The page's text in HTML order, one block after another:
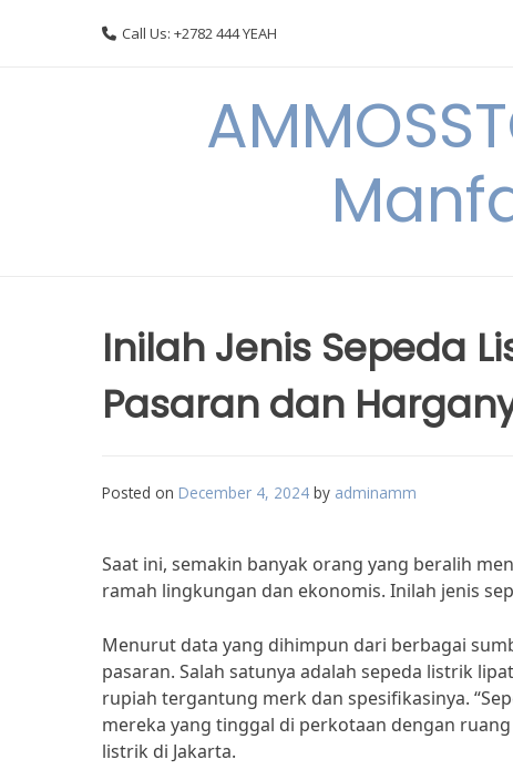
Call Us: +2782 444 YEAH
Inilah Jenis Sepeda
Pasaran dan
Posted on December 4, 2024 by adminamm
Saat ini, semakin banyak orang yang beralih
ramah lingkungan dan ekonomis. Inilah jenis
Menurut data yang dihimpun dari berbagai
pasaran. Salah satunya adalah sepeda listrik
rupiah tergantung merk dan spesifikasinya.
mereka yang tinggal di perkotaan dengan
listrik di Jakarta.